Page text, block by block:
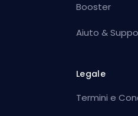
Booster
Aiuto &
Legale
Termini e